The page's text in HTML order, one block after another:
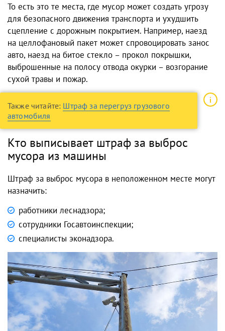
То есть это те места, где мусор может создать угрозу
для безопасного движения транспорта и ухудшить
сцепление с дорожным покрытием. Например, наезд
на целлофановый пакет может спровоцировать занос
авто, наезд на битое стекло – прокол покрышки,
выброшенные на полосу отвода окурки – возгорание
сухой травы и пожар.
Также читайте: Штраф за перегруз грузового
автомобиля
Кто выписывает штраф за выброс
мусора из машины
Штраф за выброс мусора в неположенном месте могут
назначить:
работники леснадзора;
сотрудники Госавтоинспекции;
специалисты эконадзора.